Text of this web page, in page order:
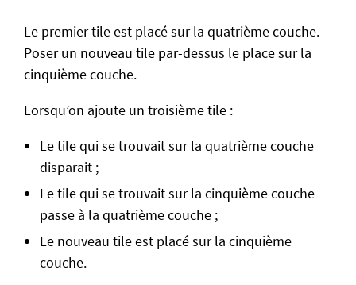
Le premier tile est placé sur la quatrième couche.
Poser un nouveau tile par-dessus le place sur la
cinquième couche.
Lorsqu’on ajoute un troisième tile :
Le tile qui se trouvait sur la quatrième couche
disparait ;
Le tile qui se trouvait sur la cinquième couche
passe à la quatrième couche ;
Le nouveau tile est placé sur la cinquième
couche.